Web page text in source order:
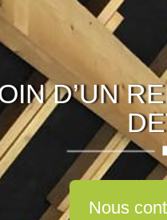
D’UN
Nous